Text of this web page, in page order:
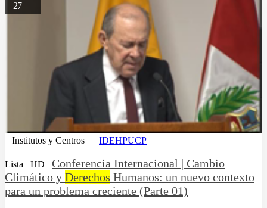
27
Institutos y Centros IDEHPUCP
Lista HD
Conferencia Internacional | Cambio
Climático y Derechos Humanos: un nuevo contexto
para un problema creciente (Parte 01)